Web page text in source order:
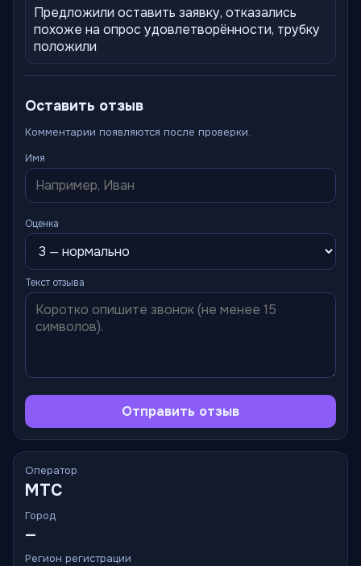
Предложили оставить заявку, отказались
похоже на опрос удовлетворённости, трубку
положили
Оставить отзыв
Комментарии появляются после проверки.
Имя
Оценка
Текст отзыва
Отправить отзыв
Оператор
МТС
Город
—
Регион регистрации